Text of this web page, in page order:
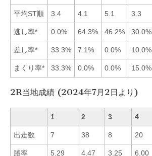
平均ST順 3.4 4.1 5.1 3.3
逃し率* 0.0% 64.3% 46.2% 30.0%
差し率* 33.3% 7.1% 0.0% 10.0%
まくり率* 33.3% 0.0% 0.0% 15.0%
2R当地成績 (2024年7月2日より)
1 2 3 4
出走数 7 38 8 20
勝率 5.29 4.47 3.25 6.00